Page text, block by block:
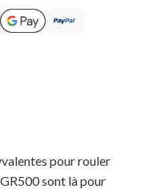
pour rouler
sont là pour